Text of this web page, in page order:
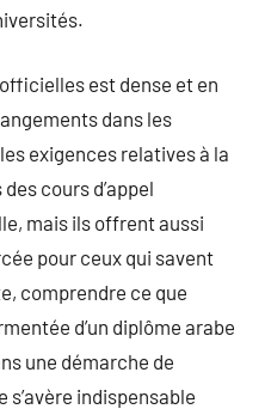
est dense et en
dans les
exigences relatives à la
cours d’appel
mais ils offrent aussi
pour ceux qui savent
comprendre ce que
d’un diplôme arabe
une démarche de
indispensable